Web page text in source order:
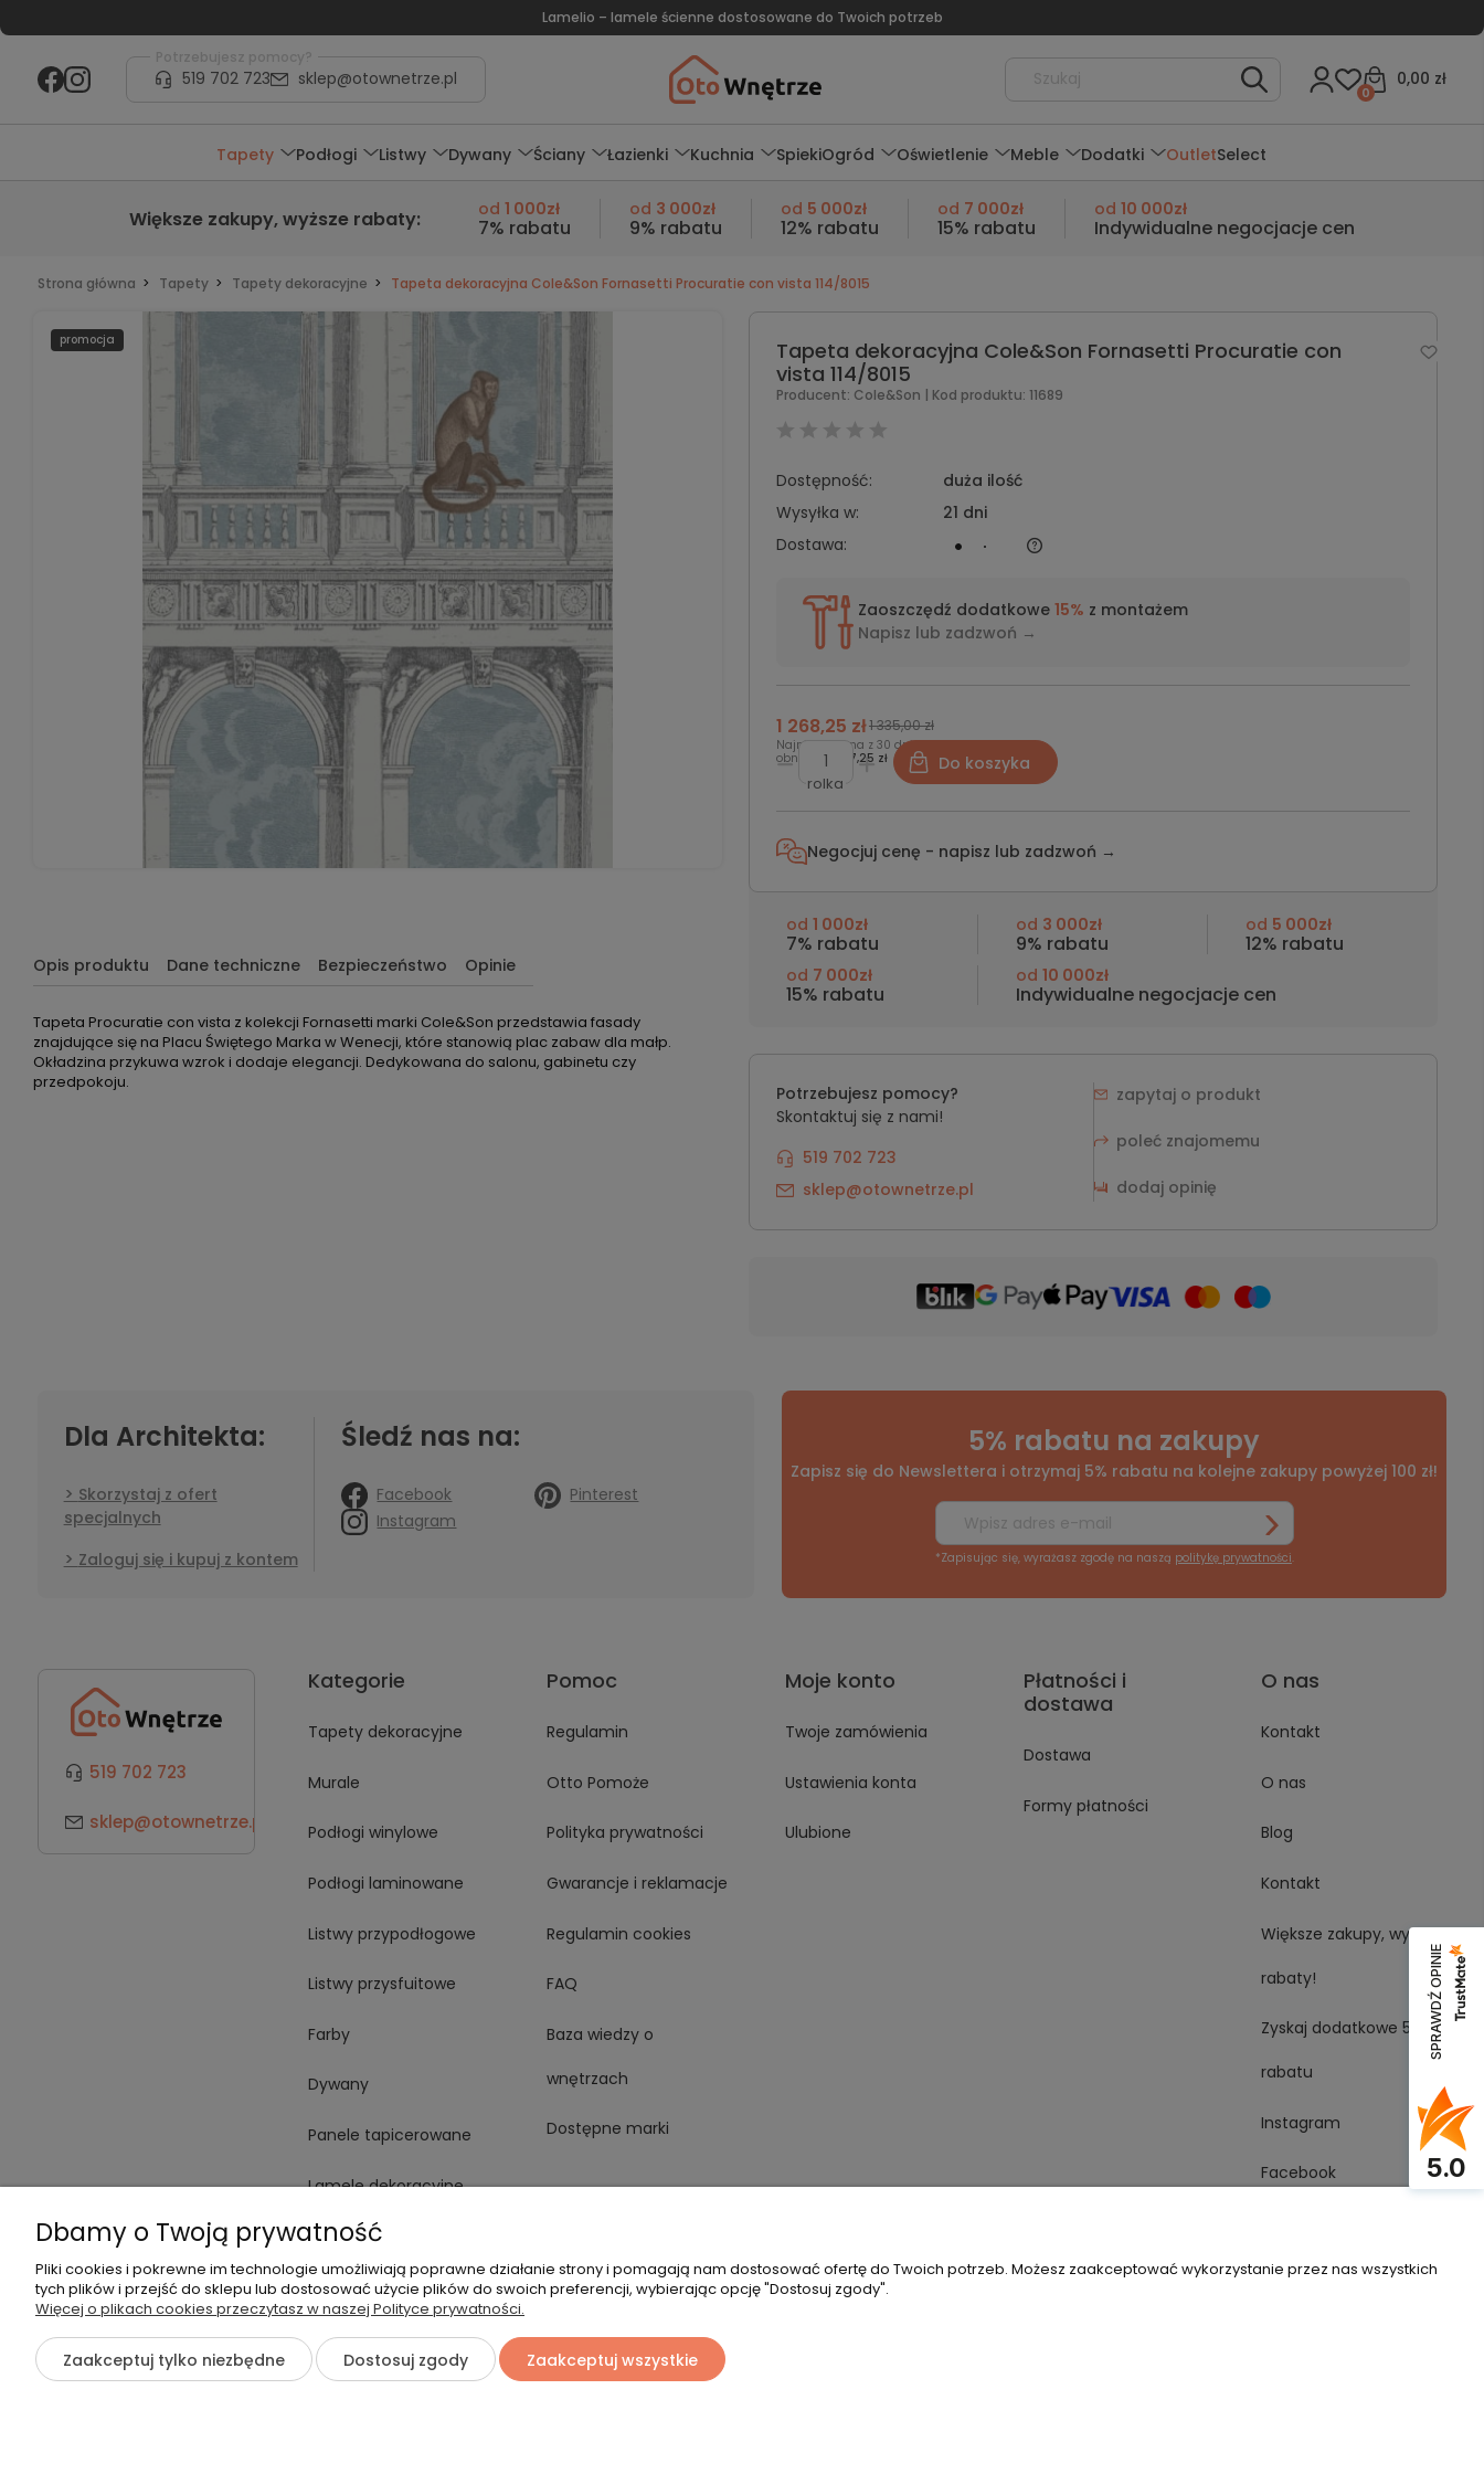
Lamelio – lamele ścienne dostosowane do Twoich potrzeb
Potrzebujesz pomocy?
519 702 723 sklep@otownetrze.pl 0,00 zł
0
Tapety Podłogi Listwy Dywany Ściany Łazienki Kuchnia SpiekiOgród Oświetlenie Meble Dodatki OutletSelect
Większe zakupy,wyższe rabaty: od 1 000zł
7% rabatu
od 3 000zł
9% rabatu
od 5 000zł
12% rabatu
od 7 000zł
15% rabatu
od 10 000zł
Indywidualne negocjacje cen
Strona główna Tapety Tapety dekoracyjne Tapeta dekoracyjna Cole&Son Fornasetti Procuratie con vista 114/8015
promocja
Opis produktu Dane techniczne Bezpieczeństwo Opinie
Tapeta Procuratie con vista z kolekcji Fornasetti marki Cole&Son przedstawia fasady
znajdujące się na Placu Świętego Marka w Wenecji, które stanowią plac zabaw dla małp.
Okładzina przykuwa wzrok i dodaje elegancji. Dedykowana do salonu, gabinetu czy
przedpokoju.
Tapeta dekoracyjna Cole&Son Fornasetti Procuratie con
vista 114/8015
Producent: Cole&Son | Kod produktu: 11689
Dostępność:
duża ilość
Wysyłka w:
21 dni
Dostawa:
Zaoszczędź dodatkowe 15% z montażem
Napisz lub zadzwoń →
1 268,25 zł1 335,00 zł
Najniższa cena z 30 dni przed
obniżką:1 287,25 zł
rolka
Do koszyka
Negocjuj cenę - napisz lub zadzwoń →
od 1 000zł
7% rabatu
od 3 000zł
9% rabatu
od 5 000zł
12% rabatu
od 7 000zł
15% rabatu
od10 000zł
Indywidualne negocjacje cen
Potrzebujesz pomocy?
Skontaktuj się z nami!
519 702 723
sklep@otownetrze.pl
zapytaj o produkt
poleć znajomemu
dodaj opinię
Dla Architekta:
Skorzystaj z ofert
specjalnych
Zaloguj się i kupuj z kontem
Śledź nas na:
Facebook
Pinterest
Instagram
5% rabatu na zakupy
Zapisz się do Newslettera i otrzymaj 5% rabatu na kolejne zakupy powyżej 100 zł!
*Zapisując się, wyrażasz zgodę na naszą politykę prywatności.
519 702 723
sklep@otownetrze.pl
Kategorie
Tapety dekoracyjne
Murale
Podłogi winylowe
Podłogi laminowane
Listwy przypodłogowe
Listwy przysfuitowe
Farby
Dywany
Panele tapicerowane
Lamele dekoracyjne
Płytki
Spieki
Oświetlenie
Pomoc
Regulamin
Otto Pomoże
Polityka prywatności
Gwarancje i reklamacje
Regulamin cookies
FAQ
Baza wiedzy o
wnętrzach
Dostępne marki
Moje konto
Twoje zamówienia
Ustawienia konta
Ulubione
Płatności i
dostawa
Dostawa
Formy płatności
O nas
Kontakt
O nas
Blog
Kontakt
Większe zakupy, wyższe
rabaty!
Zyskaj dodatkowe 5%
rabatu
Instagram
Facebook
SPRAWDŹ OPINIE
5.0
Dbamy o Twoją prywatność
Pliki cookies i pokrewne im technologie umożliwiają poprawne działanie strony i pomagają nam dostosować ofertę do Twoich potrzeb. Możesz zaakceptować wykorzystanie przez nas wszystkich
tych plików i przejść do sklepu lub dostosować użycie plików do swoich preferencji, wybierając opcję "Dostosuj zgody".
Więcej o plikach cookies przeczytasz w naszej Polityce prywatności.
Zaakceptuj tylko niezbędne Dostosuj zgody Zaakceptuj wszystkie